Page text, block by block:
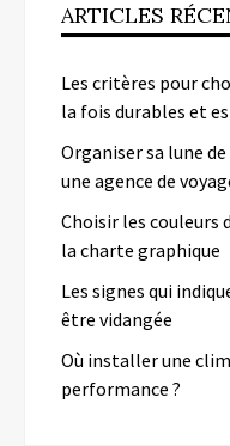
ARTICLES
Les critères pour
la fois durables et
Organiser sa lune
une agence de
Choisir les couleurs
la charte graphique
Les signes qui
être vidangée
Où installer une
performance ?